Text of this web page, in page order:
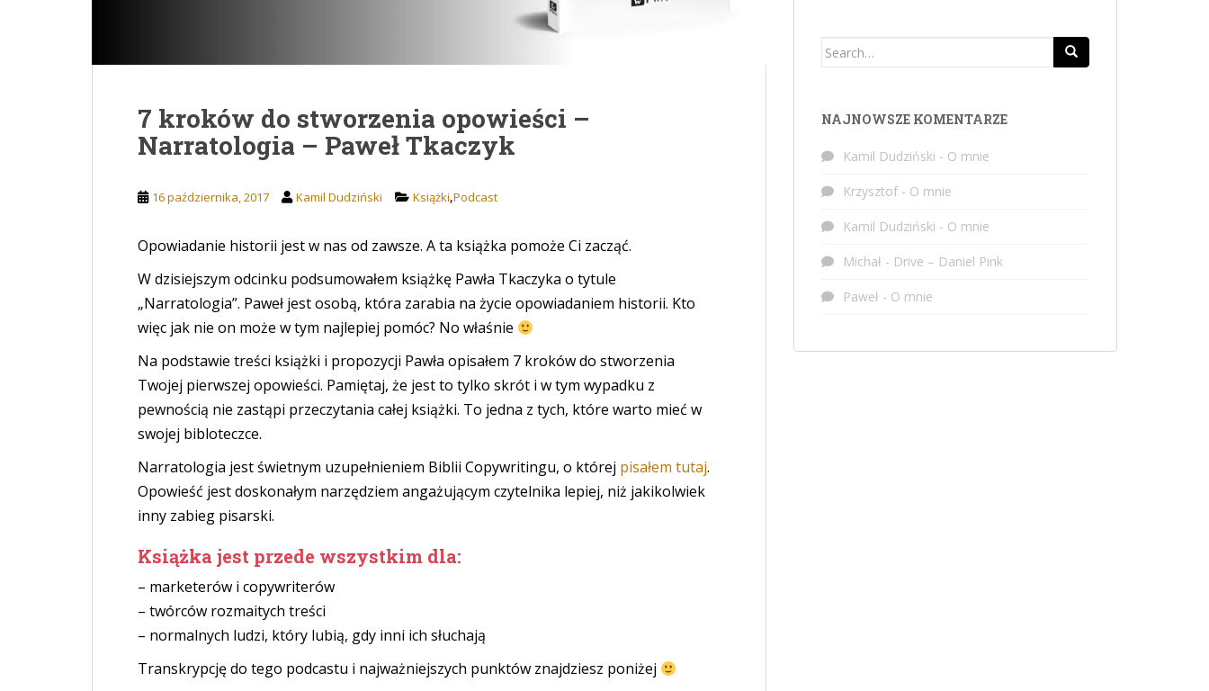
7 kroków do stworzenia opowieści –
Narratologia – Paweł Tkaczyk
16 października, 2017 Kamil Dudziński Książki,Podcast
Opowiadanie historii jest w nas od zawsze. A ta książka pomoże Ci zacząć.
W dzisiejszym odcinku podsumowałem książkę Pawła Tkaczyka o tytule
„Narratologia”. Paweł jest osobą, która zarabia na życie opowiadaniem historii. Kto
więc jak nie on może w tym najlepiej pomóc? No właśnie
Na podstawie treści książki i propozycji Pawła opisałem 7 kroków do stworzenia
Twojej pierwszej opowieści. Pamiętaj, że jest to tylko skrót i w tym wypadku z
pewnością nie zastąpi przeczytania całej książki. To jedna z tych, które warto mieć w
swojej bibloteczce.
Narratologia jest świetnym uzupełnieniem Biblii Copywritingu, o której pisałem tutaj.
Opowieść jest doskonałym narzędziem angażującym czytelnika lepiej, niż jakikolwiek
inny zabieg pisarski.
Książka jest przede wszystkim dla:
– marketerów i copywriterów
– twórców rozmaitych treści
– normalnych ludzi, który lubią, gdy inni ich słuchają
Transkrypcję do tego podcastu i najważniejszych punktów znajdziesz poniżej
Search
NAJNOWSZE KOMENTARZE
Kamil Dudziński - O mnie
Krzysztof- O mnie
Kamil Dudziński - O mnie
Michał - Drive – Daniel Pink
Paweł - O mnie